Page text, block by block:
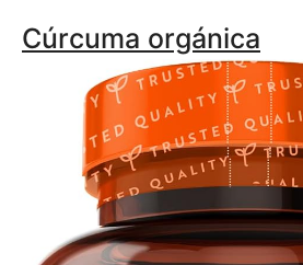
Cúrcuma orgánica